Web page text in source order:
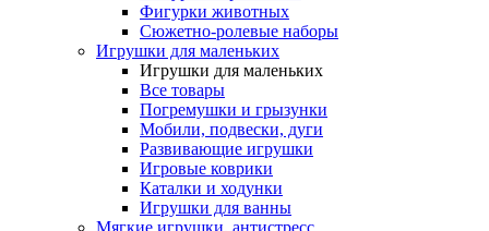
Фигурки животных
Сюжетно-ролевые наборы
Игрушки для маленьких
Игрушки для маленьких
Все товары
Погремушки и грызунки
Мобили, подвески, дуги
Развивающие игрушки
Игровые коврики
Каталки и ходунки
Игрушки для ванны
Мягкие игрушки, антистресс